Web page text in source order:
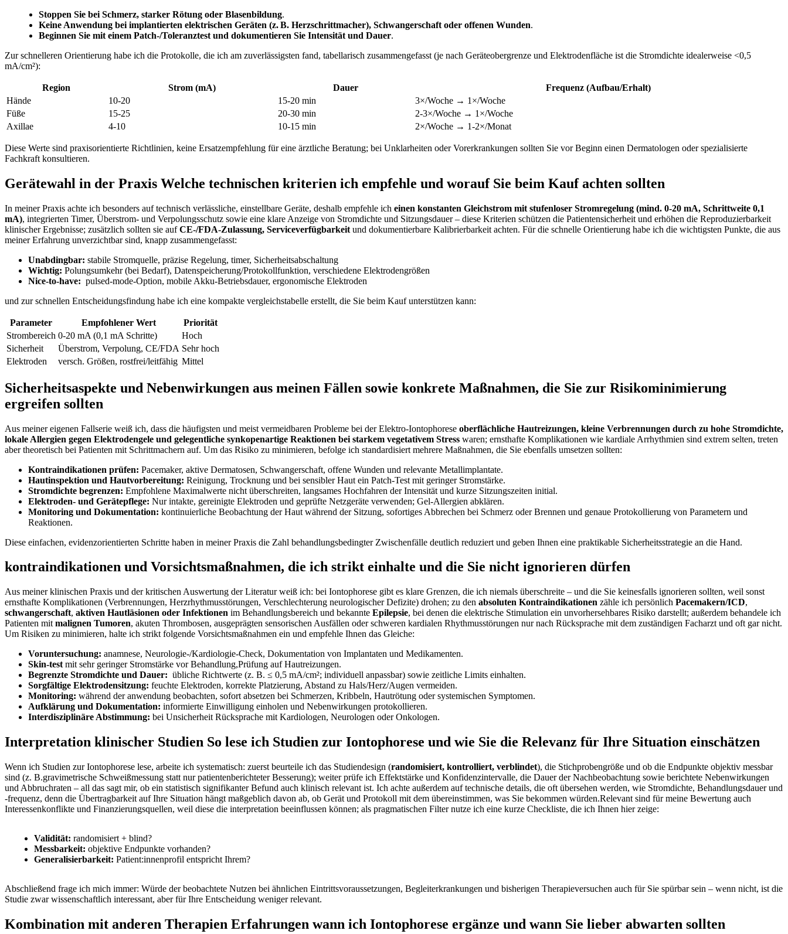
Stoppen Sie bei Schmerz, starker Rötung oder Blasenbildung.
Keine Anwendung bei⁢ implantierten elektrischen Geräten (z. B. Herzschrittmacher), Schwangerschaft ⁢oder offenen Wunden.
Beginnen Sie mit einem Patch-/Toleranztest und dokumentieren Sie Intensität und Dauer.
Zur schnelleren Orientierung habe ich die Protokolle, die ich am zuverlässigsten fand, ⁢tabellarisch zusammengefasst (je nach Geräteobergrenze und⁣ Elektrodenfläche ist die Stromdichte idealerweise <0,5
mA/cm²):⁤
Region Strom (mA) Dauer
Frequenz (Aufbau/Erhalt)
Hände
10-20 15-20 min
3×/Woche → 1×/Woche
Füße
15-25 20-30 min
2-3×/Woche →⁢ 1×/Woche
Axillae
4-10 10-15 min 2×/Woche → 1-2×/Monat
Diese Werte sind praxisorientierte Richtlinien, keine Ersatzempfehlung für eine ärztliche Beratung; bei Unklarheiten oder Vorerkrankungen sollten Sie vor Beginn ​einen Dermatologen oder spezialisierte
Fachkraft konsultieren.
Gerätewahl in der Praxis Welche technischen kriterien ich empfehle und worauf Sie beim Kauf achten sollten
In meiner ‌Praxis achte ich besonders auf technisch verlässliche, einstellbare Geräte, deshalb empfehle ich einen konstanten Gleichstrom mit stufenloser Stromregelung (mind. 0-20 mA, Schrittweite 0,1
mA), integrierten‌ Timer, Überstrom- ‍und Verpolungsschutz‍ sowie eine klare Anzeige von Stromdichte und Sitzungsdauer – diese Kriterien schützen die Patientensicherheit und erhöhen die Reproduzierbarkeit
klinischer Ergebnisse; zusätzlich sollten sie aufCE-/FDA-Zulassung, Serviceverfügbarkeit und ⁤dokumentierbare Kalibrierbarkeit achten. Für die schnelle Orientierung habe ​ich die wichtigsten Punkte, die aus
meiner Erfahrung unverzichtbar⁤ sind, knapp zusammengefasst:
Unabdingbar: stabile Stromquelle, präzise Regelung, timer, Sicherheitsabschaltung
Wichtig: Polungsumkehr (bei Bedarf), Datenspeicherung/Protokollfunktion, verschiedene Elektrodengrößen
Nice-to-have: ‌ pulsed-mode-Option, mobile Akku-Betriebsdauer, ergonomische Elektroden
und zur schnellen Entscheidungsfindung habe ich eine ⁣kompakte vergleichstabelle erstellt, die Sie beim Kauf unterstützen kann:
Parameter Empfohlener Wert
Priorität
Strombereich 0-20 mA (0,1 mA Schritte)
Hoch
Sicherheit
Überstrom, Verpolung, CE/FDA Sehr hoch
Elektroden
versch. Größen, rostfrei/leitfähig Mittel
Sicherheitsaspekte und Nebenwirkungen aus meinen Fällen sowie konkrete Maßnahmen, die Sie zur Risikominimierung
ergreifen sollten
Aus‌ meiner eigenen Fallserie⁤ weiß ich, dass die häufigsten und meist⁤ vermeidbaren Probleme bei der Elektro‑Iontophorese oberflächliche Hautreizungen, kleine ⁢Verbrennungen durch zu hohe Stromdichte,
lokale Allergien gegen Elektrodengele und gelegentliche synkopenartige Reaktionen‌ bei starkem vegetativem Stress waren; ernsthafte Komplikationen wie kardiale ​Arrhythmien sind extrem selten, treten
aber theoretisch bei Patienten mit Schrittmachern auf. Um ⁢das Risiko zu minimieren, befolge ich standardisiert ​mehrere⁤ Maßnahmen,⁢ die Sie ebenfalls umsetzen sollten:
Kontraindikationen prüfen: ⁢Pacemaker,⁤ aktive Dermatosen, Schwangerschaft,⁢ offene Wunden und relevante Metallimplantate.
Hautinspektion und Hautvorbereitung: Reinigung, Trocknung und bei ⁤sensibler Haut ‍ein Patch‑Test mit geringer Stromstärke.
Stromdichte ⁣begrenzen: Empfohlene Maximalwerte nicht überschreiten, langsames Hochfahren der Intensität und kurze‍ Sitzungszeiten initial.
Elektroden‑ und Gerätepflege: Nur intakte, gereinigte‍ Elektroden und geprüfte Netzgeräte verwenden; Gel‑Allergien abklären.
Monitoring und Dokumentation: kontinuierliche Beobachtung der Haut während der Sitzung, sofortiges Abbrechen bei⁣ Schmerz‌ oder Brennen und genaue Protokollierung von Parametern und
Reaktionen.
Diese einfachen, ​evidenzorientierten Schritte haben in meiner Praxis ‍die Zahl behandlungsbedingter Zwischenfälle deutlich reduziert und ⁣geben Ihnen eine praktikable Sicherheitsstrategie an die Hand.
kontraindikationen und Vorsichtsmaßnahmen, die ich strikt einhalte und die Sie nicht ignorieren dürfen
Aus ​meiner klinischen⁣ Praxis und der ⁤kritischen Auswertung der Literatur weiß ich: bei Iontophorese gibt es klare Grenzen, ‌die ich niemals überschreite – und die Sie keinesfalls ignorieren sollten,‍ weil sonst
ernsthafte Komplikationen ​(Verbrennungen,​ Herzrhythmusstörungen, ‍Verschlechterung neurologischer Defizite) drohen; zu den​ absoluten Kontraindikationen zähle ich persönlich Pacemakern/ICD,
schwangerschaft, aktiven Hautläsionen⁤ oder Infektionen im Behandlungsbereich und bekannte Epilepsie, bei denen die elektrische Stimulation ein unvorhersehbares Risiko darstellt;⁤ außerdem behandele ich
Patienten ​mit malignen Tumoren, akuten Thrombosen, ausgeprägten sensorischen Ausfällen‌ oder schweren⁣ kardialen Rhythmusstörungen nur nach Rücksprache mit dem zuständigen Facharzt ⁣und oft gar​ nicht.
Um Risiken zu minimieren, ⁢halte ich strikt folgende Vorsichtsmaßnahmen ein‌ und empfehle Ihnen das Gleiche:
Voruntersuchung: ​anamnese, Neurologie-/Kardiologie-Check, Dokumentation von Implantaten‌ und Medikamenten.
Skin-test mit sehr geringer Stromstärke vor Behandlung,Prüfung auf Hautreizungen.
Begrenzte Stromdichte und Dauer: ⁣ übliche⁣ Richtwerte (z. B. ≤ 0,5 mA/cm²; individuell anpassbar) sowie zeitliche Limits einhalten.
Sorgfältige Elektrodensitzung: feuchte⁤ Elektroden, korrekte Platzierung, Abstand zu Hals/Herz/Augen vermeiden.
Monitoring: während der anwendung​ beobachten, sofort absetzen bei Schmerzen, Kribbeln, Hautrötung oder systemischen Symptomen.
Aufklärung und Dokumentation: informierte Einwilligung einholen und‍ Nebenwirkungen protokollieren.
Interdisziplinäre Abstimmung: bei Unsicherheit Rücksprache mit Kardiologen, Neurologen oder Onkologen.
Interpretation klinischer Studien⁤ So lese ich Studien ⁢zur Iontophorese und wie Sie die Relevanz für Ihre Situation einschätzen
Wenn ich Studien zur Iontophorese lese, arbeite ich systematisch: zuerst beurteile ich das Studiendesign (randomisiert, kontrolliert, verblindet), die Stichprobengröße‍ und ob die Endpunkte objektiv messbar
sind (z. B.gravimetrische Schweißmessung statt nur patientenberichteter Besserung); weiter prüfe ich Effektstärke und Konfidenzintervalle, ‌die Dauer der Nachbeobachtung sowie berichtete Nebenwirkungen
und Abbruchraten – all das sagt mir, ob ein‍ statistisch signifikanter Befund auch klinisch relevant ist. Ich achte außerdem auf technische details, die oft übersehen werden, wie Stromdichte, Behandlungsdauer und
-frequenz, denn die Übertragbarkeit auf Ihre Situation hängt maßgeblich davon ab, ob Gerät und Protokoll ⁢mit ‌dem übereinstimmen, ⁣was Sie bekommen würden.Relevant sind für meine Bewertung⁢ auch
Interessenkonflikte und Finanzierungsquellen, weil diese die interpretation beeinflussen können; als pragmatischen Filter nutze ich eine kurze Checkliste, die ich⁤ Ihnen hier zeige:
Validität: randomisiert + blind?
Messbarkeit: ⁤objektive Endpunkte vorhanden?
Generalisierbarkeit: ⁢Patient:innenprofil entspricht Ihrem?
⁢Abschließend frage ⁣ich mich immer: Würde der⁢ beobachtete Nutzen ‌bei ähnlichen Eintrittsvoraussetzungen, Begleiterkrankungen und bisherigen Therapieversuchen auch für Sie spürbar sein – wenn nicht, ist die
Studie zwar wissenschaftlich interessant, ⁢aber ‌für Ihre Entscheidung weniger relevant.
Kombination mit anderen⁢ Therapien ‍Erfahrungen wann ⁢ich Iontophorese ergänze und wann Sie lieber abwarten‌ sollten